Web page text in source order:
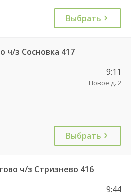
Выбрать
ч/з Сосновка 417
9:11
Новое д. 2
Выбрать
ч/з Стризнево 416
9:44